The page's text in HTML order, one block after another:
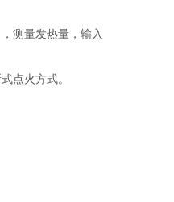
测量发热量，输入
点火方式。